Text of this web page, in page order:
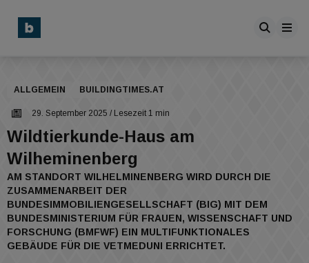
ALLGEMEIN BUILDINGTIMES.AT
29. September 2025 / Lesezeit 1 min
Wildtierkunde-Haus am
Wilheminenberg
AM STANDORT WILHELMINENBERG WIRD DURCH DIE
ZUSAMMENARBEIT DER
BUNDESIMMOBILIENGESELLSCHAFT (BIG) MIT DEM
BUNDESMINISTERIUM FÜR FRAUEN, WISSENSCHAFT UND
FORSCHUNG (BMFWF) EIN MULTIFUNKTIONALES
GEBÄUDE FÜR DIE VETMEDUNI ERRICHTET.